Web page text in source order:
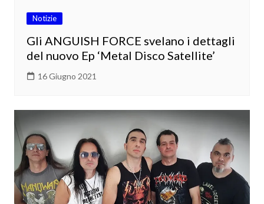
Notizie
Gli ANGUISH FORCE svelano i dettagli
del nuovo Ep ‘Metal Disco Satellite’
16 Giugno 2021